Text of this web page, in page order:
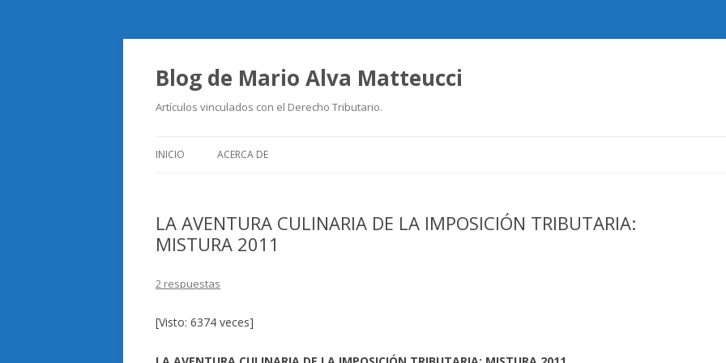
Blog de Mario Alva Matteucci
Artículos vinculados con el Derecho Tributario.
INICIO ACERCA DE
LA AVENTURA CULINARIA DE LA IMPOSICIÓN TRIBUTARIA:
MISTURA 2011
2 respuestas
[Visto: 6374 veces]